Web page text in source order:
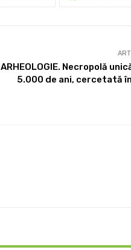
ARHEOLOGIE. Necropolă
5.000 de ani, cercetată